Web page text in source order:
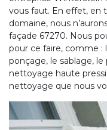
vous faut. En effet, en
domaine, nous
façade 67270. Nous
pour ce faire, comme :
ponçage, le sablage,
nettoyage haute
nettoyage que nous